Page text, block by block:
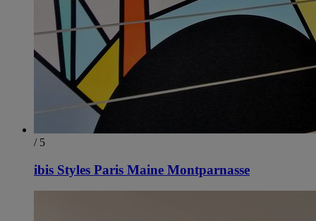
/ 5
ibis Styles Paris Maine Montparnasse